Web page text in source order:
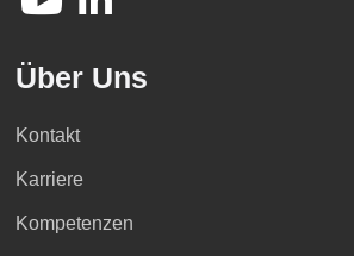
Über Uns
Kontakt
Karriere
Kompetenzen